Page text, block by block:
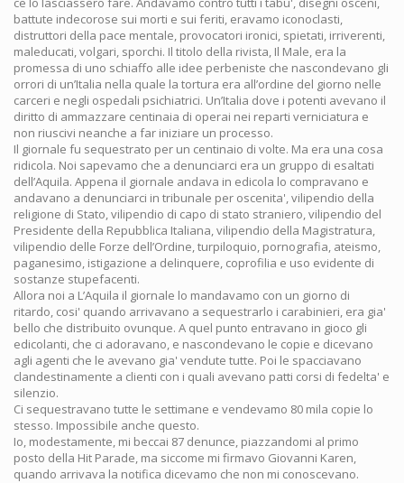
battute indecorose sui morti e sui feriti, eravamo iconoclasti,
distruttori della pace mentale, provocatori ironici, spietati, irriverenti,
maleducati, volgari, sporchi. Il titolo della rivista, Il Male, era la
promessa di uno schiaffo alle idee perbeniste che nascondevano gli
orrori di un’Italia nella quale la tortura era all’ordine del giorno nelle
carceri e negli ospedali psichiatrici. Un’Italia dove i potenti avevano il
diritto di ammazzare centinaia di operai nei reparti verniciatura e
non riuscivi neanche a far iniziare un processo.
Il giornale fu sequestrato per un centinaio di volte. Ma era una cosa
ridicola. Noi sapevamo che a denunciarci era un gruppo di esaltati
dell’Aquila. Appena il giornale andava in edicola lo compravano e
andavano a denunciarci in tribunale per oscenita', vilipendio della
religione di Stato, vilipendio di capo di stato straniero, vilipendio del
Presidente della Repubblica Italiana, vilipendio della Magistratura,
vilipendio delle Forze dell’Ordine, turpiloquio, pornografia, ateismo,
paganesimo, istigazione a delinquere, coprofilia e uso evidente di
sostanze stupefacenti.
Allora noi a L’Aquila il giornale lo mandavamo con un giorno di
ritardo, cosi' quando arrivavano a sequestrarlo i carabinieri, era gia'
bello che distribuito ovunque. A quel punto entravano in gioco gli
edicolanti, che ci adoravano, e nascondevano le copie e dicevano
agli agenti che le avevano gia' vendute tutte. Poi le spacciavano
clandestinamente a clienti con i quali avevano patti corsi di fedelta' e
silenzio.
Ci sequestravano tutte le settimane e vendevamo 80 mila copie lo
stesso. Impossibile anche questo.
Io, modestamente, mi beccai 87 denunce, piazzandomi al primo
posto della Hit Parade, ma siccome mi firmavo Giovanni Karen,
quando arrivava la notifica dicevamo che non mi conoscevano.